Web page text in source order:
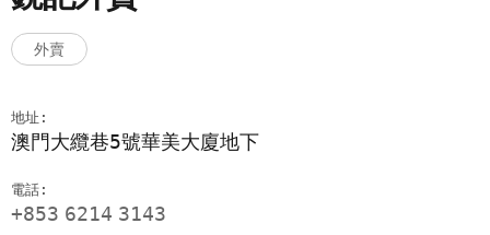
外賣
地址:
澳門大纜巷5號華美大廈地下
電話:
+853 6214 3143